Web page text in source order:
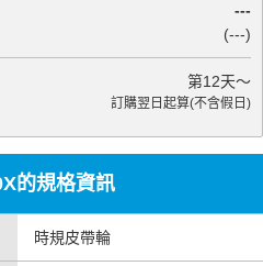
---
(---)
第12天～
訂購翌日起算(不含假日)
的規格資訊
時規皮帶輪